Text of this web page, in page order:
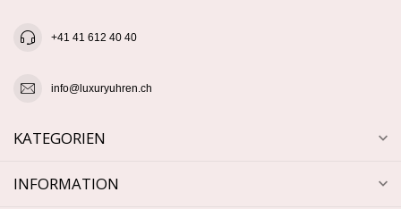
+41 41 612 40 40
info@luxuryuhren.ch
KATEGORIEN
INFORMATION